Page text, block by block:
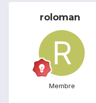
roloman
Membre